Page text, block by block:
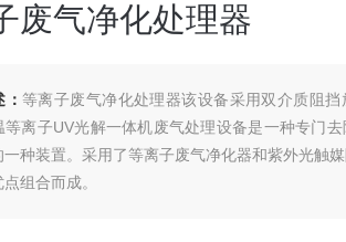
废气净化处理器
等离子废气净化处理器该设备采用双介质阻
等离子UV光解一体机废气处理设备是一种专门
一种装置。采用了等离子废气净化器和紫外光触
组合而成。